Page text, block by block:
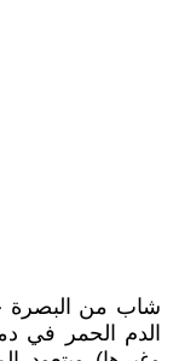
شاب من البصرة
الدم الحمر في